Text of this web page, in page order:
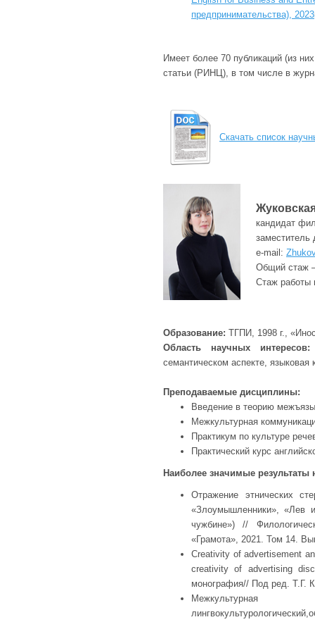
предпринимательства), 2023
Имеет более 70 публикаций (из
статьи (РИНЦ), в том числе в
Скачать список
кандидат
заместитель
e-mail:
Общий стаж
Стаж работы
Образование: ТГПИ, 1998 г.,
Область научных
семантическом аспекте, языковая
Преподаваемые дисциплины:
Введение в теорию
Межкультурная
Практикум по культуре
Практический курс
Наиболее значимые
Отражение этнических
«Злоумышленники», «Лев
чужбине») //
«Грамота», 2021. Том 14.
Creativity of advertisement
creativity of advertising
монография// Под ред. Т.Г.